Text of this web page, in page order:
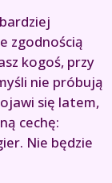
zgodnością
kogoś, przy
nie próbują
się latem,
cechę:
Nie będzie